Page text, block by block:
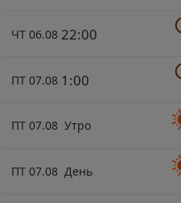
ЧТ 06.08 22:00
ПТ 07.08 1:00
ПТ 07.08 Утро
ПТ 07.08 День